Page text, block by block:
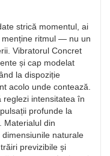
strică momentul, ai
menține ritmul — nu un
Vibratorul Concret
și cap modelat
la dispoziție
acolo unde contează.
intensitatea în
profunde la
Materialul din
dimensiunile naturale
previzibile și